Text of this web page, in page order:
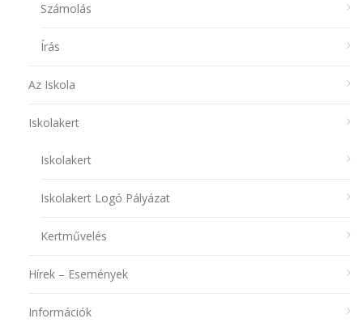
Számolás
Írás
Az Iskola
Iskolakert
Iskolakert
Iskolakert Logó Pályázat
Kertművelés
Hírek – Események
Információk